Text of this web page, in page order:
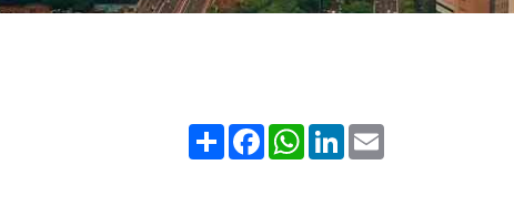
ShareFacebookWhatsApp
LinkedInEmail